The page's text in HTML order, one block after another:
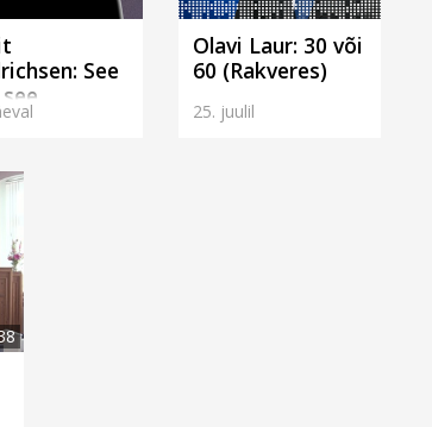
See
Olavi Laur: 30 või
60 (Rakveres)
25. juulil